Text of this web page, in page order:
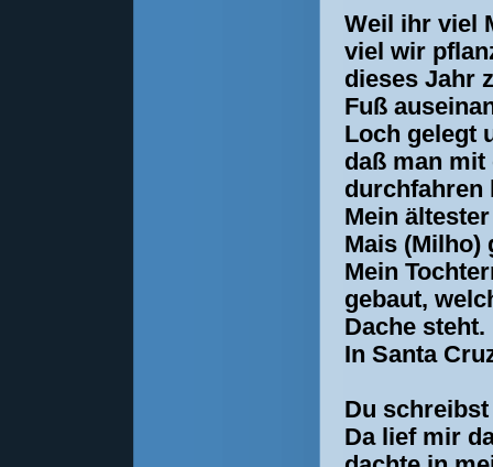
Weil ihr viel
viel wir
dieses Jahr
Fuß
Loch gelegt
daß man
durchfahren
Mein
Mais (Milho)
Mein
gebaut,
Dache steht.
In Santa
Du
Da lief mir